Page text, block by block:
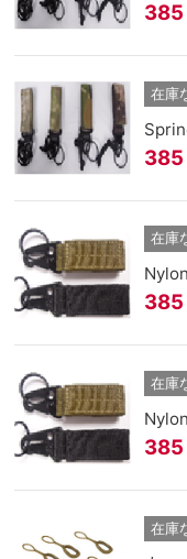
385
在庫
385
在庫
385
在庫
385
在庫